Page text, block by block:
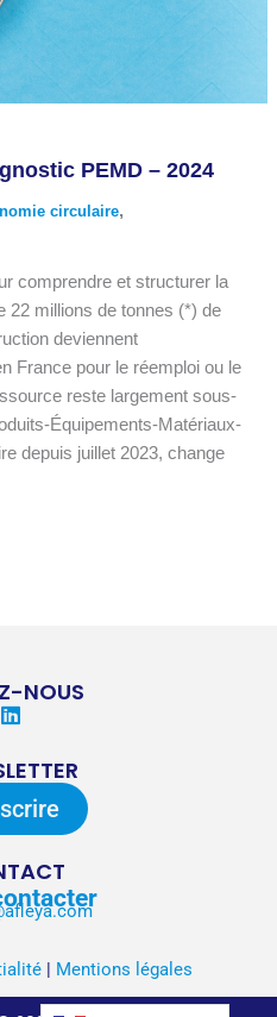
PEMD – 2024
circulaire,
comprendre et structurer la
22 millions de tonnes (*) de
deviennent
France pour le réemploi ou le
reste largement sous-
Équipements-Matériaux-
depuis juillet 2023, change
NOUS
L
k
e
d
i
n
Mentions légales